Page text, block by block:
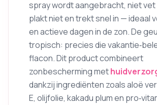
spray wordt aangebracht, niet vet
plakt niet en trekt snel in — ideaal
en actieve dagen in de zon. De
tropisch: precies die
flacon. Dit product combineert
zonbescherming met
dankzij ingrediënten zoals aloë
E, olijfolie, kakadu plum en